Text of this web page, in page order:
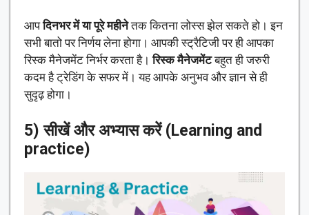
आपदिनभर में या पूरे महीनेतक कितना लोस्स झेल सकते हो। इन
सभी बातो पर निर्णय लेना होगा। आपकी स्ट्रैटिजी पर ही आपका
रिस्क मैनेजमेंट निर्भर करता है।रिस्क मैनेजमेंटबहुत ही जरुरी
कदम है ट्रेडिंग के सफर में। यह आपके अनुभव और ज्ञान से ही
सुदृढ़ होगा।
5) सीखें और अभ्यास करें (Learning and
practice)